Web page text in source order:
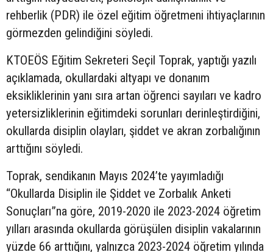
rehberlik (PDR) ile özel eğitim öğretmeni ihtiyaçlarının
görmezden gelindiğini söyledi.
KTOEÖS Eğitim Sekreteri Seçil Toprak, yaptığı yazılı
açıklamada, okullardaki altyapı ve donanım
eksikliklerinin yanı sıra artan öğrenci sayıları ve kadro
yetersizliklerinin eğitimdeki sorunları derinleştirdiğini,
okullarda disiplin olayları, şiddet ve akran zorbalığının
arttığını söyledi.
Toprak, sendikanın Mayıs 2024’te yayımladığı
“Okullarda Disiplin ile Şiddet ve Zorbalık Anketi
Sonuçları”na göre, 2019-2020 ile 2023-2024 öğretim
yılları arasında okullarda görüşülen disiplin vakalarının
yüzde 66 arttığını, yalnızca 2023-2024 öğretim yılında